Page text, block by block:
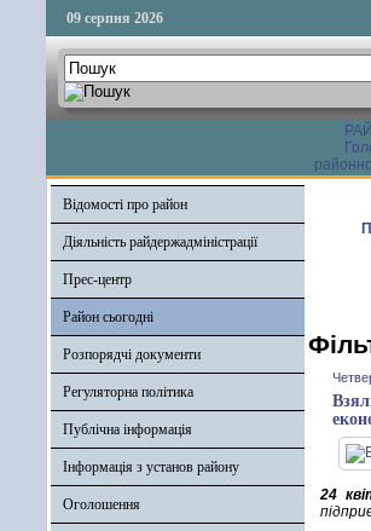
09 серпня 2026
Відомості про район
Діяльність райдержадміністрації
Прес-центр
Район сьогодні
Розпорядчі документи
Регуляторна політика
Публічна інформація
Інформація з установ району
Оголошення
24